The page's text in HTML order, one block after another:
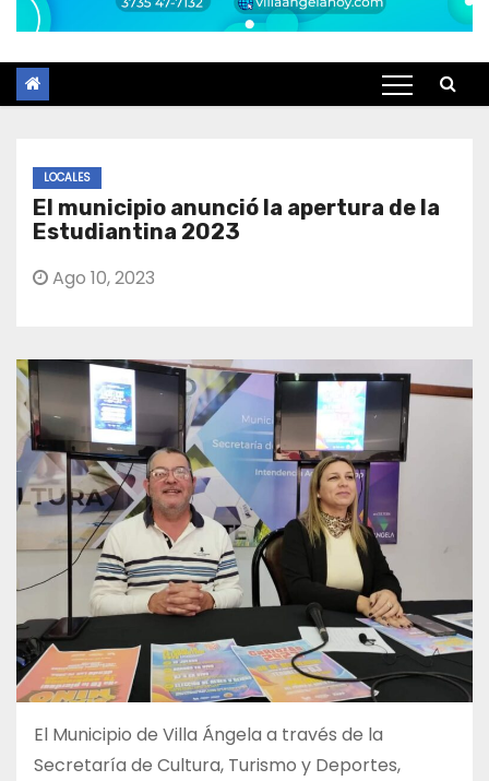
LOCALES
El municipio anunció la apertura de la
Estudiantina 2023
Ago 10, 2023
El Municipio de Villa Ángela a través de la
Secretaría de Cultura, Turismo y Deportes,